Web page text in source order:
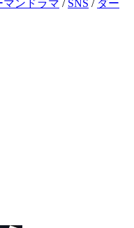
マンドラマ / SNS / ダー